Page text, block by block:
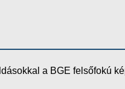
a BGE felsőfokú